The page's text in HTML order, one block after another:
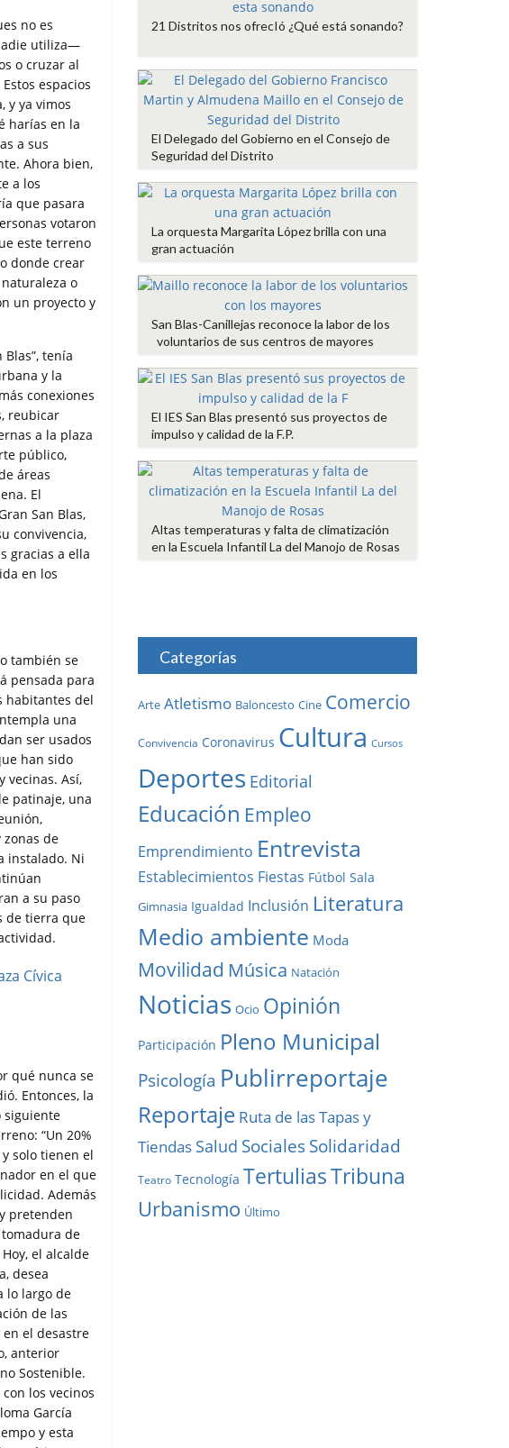
no es
utiliza—
o cruzar al
espacios
y ya vimos
harías en la
a sus
Ahora bien,
a los
que pasara
votaron
este terreno
donde crear
o
un proyecto y
Blas”, tenía
y la
conexiones
reubicar
a la plaza
público,
áreas
El
San Blas,
convivencia,
gracias a ella
en los
también se
pensada para
habitantes del
una
ser usados
han sido
vecinas. Así,
patinaje, una
de
instalado. Ni
a su paso
de tierra que
qué nunca se
Entonces, la
siguiente
“Un 20%
solo tienen el
en el que
Además
pretenden
de
el alcalde
desea
lo largo de
de las
el desastre
anterior
Sostenible.
los vecinos
García
y esta
21 Distritos nos ofrecIó ¿Qué está sonando?
El Delegado del Gobierno en el Consejo de
Seguridad del Distrito
La orquesta Margarita López brilla con una
gran actuación
San Blas-Canillejas reconoce la labor de los
voluntarios de sus centros de mayores
El IES San Blas presentó sus proyectos de
impulso y calidad de la F.P.
Altas temperaturas y falta de climatización
en la Escuela Infantil La del Manojo de Rosas
Categorías
Arte Atletismo Baloncesto Cine Comercio
Convivencia Coronavirus Cultura Cursos
Deportes Editorial
Educación Empleo
Emprendimiento Entrevista
Establecimientos Fiestas Fútbol Sala
Gimnasia Igualdad Inclusión Literatura
Medio ambiente Moda
Movilidad Música Natación
Noticias Ocio Opinión
Participación Pleno Municipal
Psicología Publirreportaje
Reportaje Ruta de las Tapas y
Tiendas Salud SocialesSolidaridad
Teatro Tecnología TertuliasTribuna
Urbanismo Último